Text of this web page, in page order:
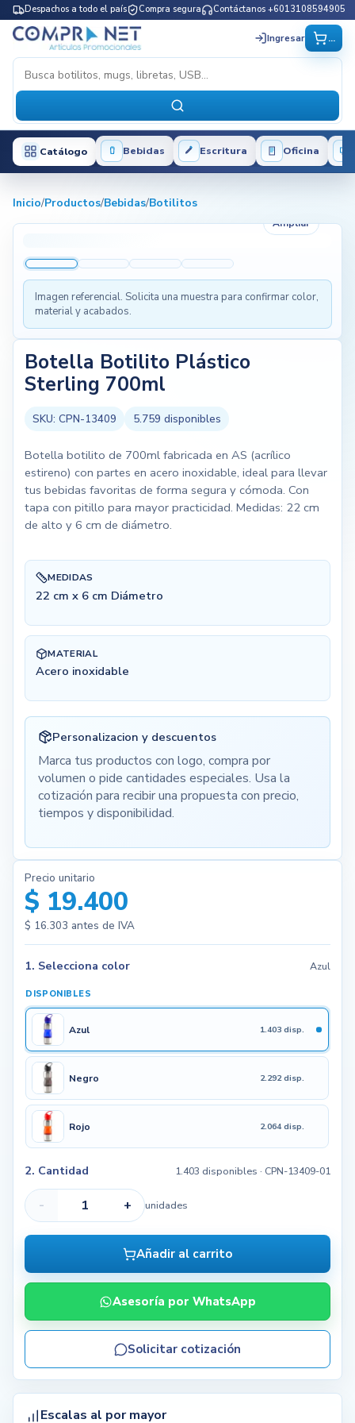
Despachos a todo el país Compra segura Contáctanos +6013108594905
Ingresar ...
Catálogo Bebidas Escritura Oficina
Inicio/Productos/Bebidas/Botilitos
Ampliar
Imagen referencial. Solicita una muestra para confirmar color,
material y acabados.
Botella Botilito Plástico
Sterling 700ml
SKU: CPN-13409 5.759 disponibles
Botella botilito de 700ml fabricada en AS (acrílico
estireno) con partes en acero inoxidable, ideal para llevar
tus bebidas favoritas de forma segura y cómoda. Con
tapa con pitillo para mayor practicidad. Medidas: 22 cm
de alto y 6 cm de diámetro.
MEDIDAS
22 cm x 6 cm Diámetro
MATERIAL
Acero inoxidable
Personalizacion y descuentos
Marca tus productos con logo, compra por
volumen o pide cantidades especiales. Usa la
cotización para recibir una propuesta con precio,
tiempos y disponibilidad.
Precio unitario
$ 19.400
$ 16.303 antes de IVA
1. Selecciona color Azul
DISPONIBLES
Azul 1.403 disp.
Negro 2.292 disp.
Rojo 2.064 disp.
2. Cantidad 1.403 disponibles · CPN-13409-01
- + unidades
Añadir al carrito
Asesoría por WhatsApp
Solicitar cotización
Escalas al por mayor